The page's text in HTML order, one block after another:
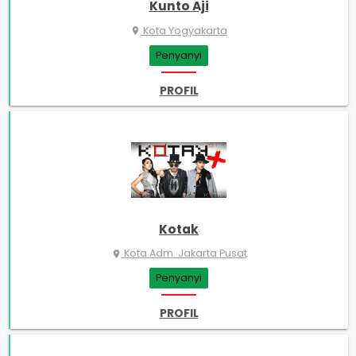
Kunto Aji
place Kota Yogyakarta
Penyanyi
PROFIL
Kotak
place Kota Adm. Jakarta Pusat
Penyanyi
PROFIL